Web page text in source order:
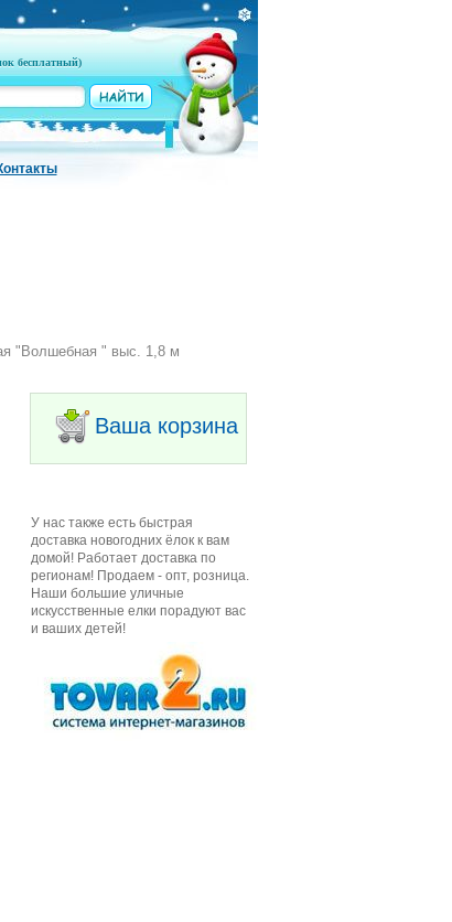
бесплатный)
Ваша корзина
У нас также есть быстрая
доставка новогодних ёлок к вам
домой! Работает доставка по
регионам! Продаем - опт, розница.
Наши большие уличные
искусственные елки порадуют вас
и ваших детей!
"Волшебная " выс. 1,8 м